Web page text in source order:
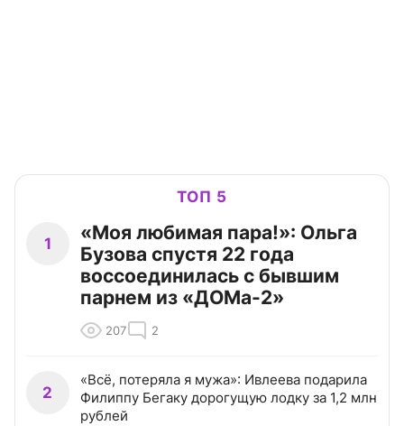
ТОП 5
1
«Моя любимая пара!»: Ольга
Бузова спустя 22 года
воссоединилась с бывшим
парнем из «ДОМа-2»
207 2
2
«Всё, потеряла я мужа»: Ивлеева подарила
Филиппу Бегаку дорогущую лодку за 1,2 млн
рублей